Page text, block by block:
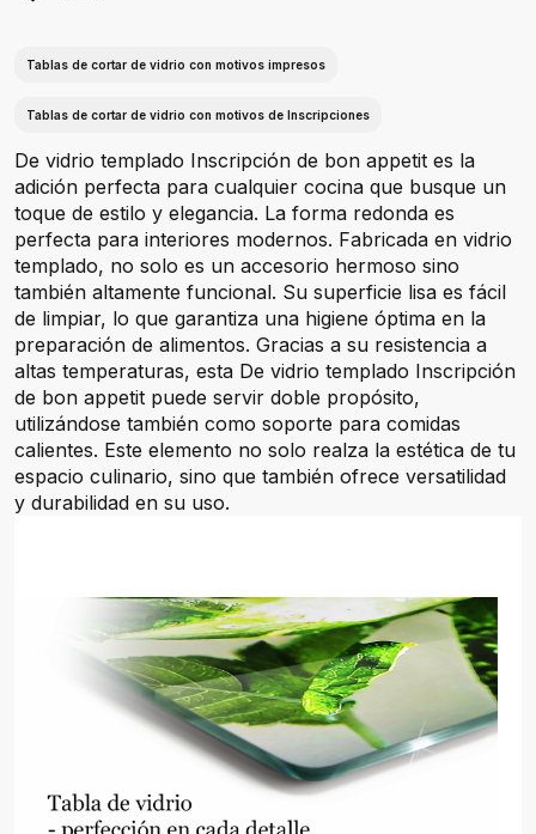
Tablas de cortar de vidrio con motivos impresos
Tablas de cortar de vidrio con motivos de Inscripciones
De vidrio templado Inscripción de bon appetit es la
adición perfecta para cualquier cocina que busque un
toque de estilo y elegancia. La forma redonda es
perfecta para interiores modernos. Fabricada en vidrio
templado, no solo es un accesorio hermoso sino
también altamente funcional. Su superficie lisa es fácil
de limpiar, lo que garantiza una higiene óptima en la
preparación de alimentos. Gracias a su resistencia a
altas temperaturas, esta De vidrio templado Inscripción
de bon appetit puede servir doble propósito,
utilizándose también como soporte para comidas
calientes. Este elemento no solo realza la estética de tu
espacio culinario, sino que también ofrece versatilidad
y durabilidad en su uso.